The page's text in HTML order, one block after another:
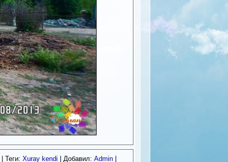
| Теги: Xuray kendi | Добавил: Admin